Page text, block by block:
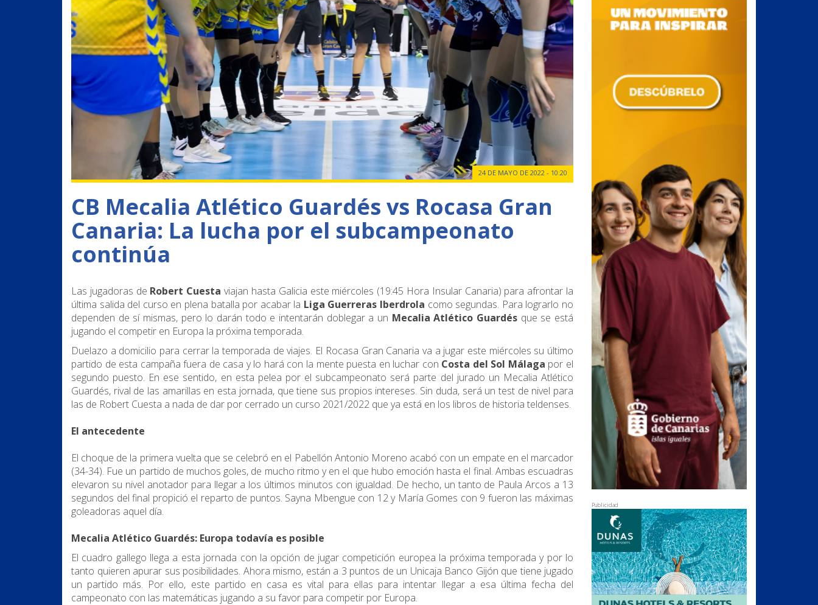
24 DE MAYO DE 2022 - 10:20
CB Mecalia Atlético Guardés vs Rocasa Gran
Canaria: La lucha por el subcampeonato
continúa
Las jugadoras de Robert Cuesta viajan hasta Galicia este miércoles (19:45 Hora Insular Canaria) para afrontar la
última salida del curso en plena batalla por acabar la Liga Guerreras Iberdrola como segundas. Para lograrlo no
dependen de sí mismas, pero lo darán todo e intentarán doblegar a un Mecalia Atlético Guardés que se está
jugando el competir en Europa la próxima temporada.
Duelazo a domicilio para cerrar la temporada de viajes. El Rocasa Gran Canaria va a jugar este miércoles su último
partido de esta campaña fuera de casa y lo hará con la mente puesta en luchar con Costa del Sol Málaga por el
segundo puesto. En ese sentido, en esta pelea por el subcampeonato será parte del jurado un Mecalia Atlético
Guardés, rival de las amarillas en esta jornada, que tiene sus propios intereses. Sin duda, será un test de nivel para
las de Robert Cuesta a nada de dar por cerrado un curso 2021/2022 que ya está en los libros de historia teldenses.
El antecedente
El choque de la primera vuelta que se celebró en el Pabellón Antonio Moreno acabó con un empate en el marcador
(34-34). Fue un partido de muchos goles, de mucho ritmo y en el que hubo emoción hasta el final. Ambas escuadras
elevaron su nivel anotador para llegar a los últimos minutos con igualdad. De hecho, un tanto de Paula Arcos a 13
segundos del final propició el reparto de puntos. Sayna Mbengue con 12 y María Gomes con 9 fueron las máximas
goleadoras aquel día.
Mecalia Atlético Guardés: Europa todavía es posible
El cuadro gallego llega a esta jornada con la opción de jugar competición europea la próxima temporada y por lo
tanto quieren apurar sus posibilidades. Ahora mismo, están a 3 puntos de un Unicaja Banco Gijón que tiene jugado
un partido más. Por ello, este partido en casa es vital para ellas para intentar llegar a esa última fecha del
campeonato con las matemáticas jugando a su favor para competir por Europa.
Publicidad